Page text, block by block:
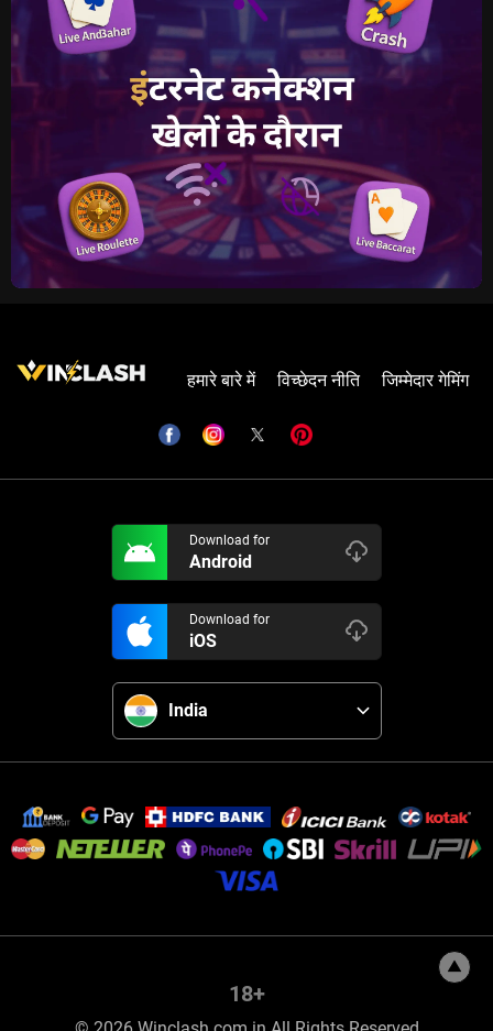
हमारे बारे में विच्छेदन नीति जिम्मेदार गेमिंग
Download for
Android
Download for
iOS
India
18+